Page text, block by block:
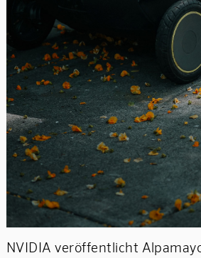
NVIDIA veröffentlicht